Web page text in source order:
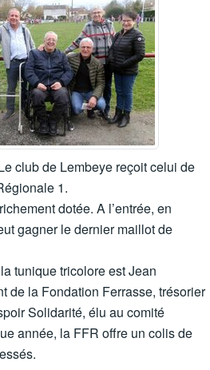
club de Lembeye reçoit celui de
1.
dotée. A l’entrée, en
gagner le dernier maillot de
tunique tricolore est Jean
de la Fondation Ferrasse, trésorier
Solidarité, élu au comité
année, la FFR offre un colis de